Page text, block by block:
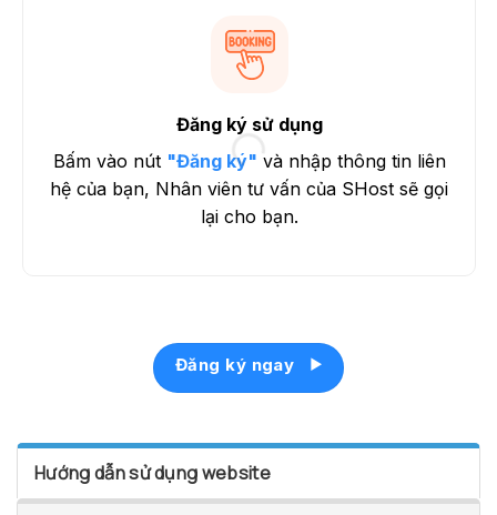
Đăng ký sử dụng
Bấm vào nút "Đăng ký" và nhập thông tin liên
hệ của bạn, Nhân viên tư vấn của SHost sẽ gọi
lại cho bạn.
Đăng ký ngay
Hướng dẫn sử dụng website